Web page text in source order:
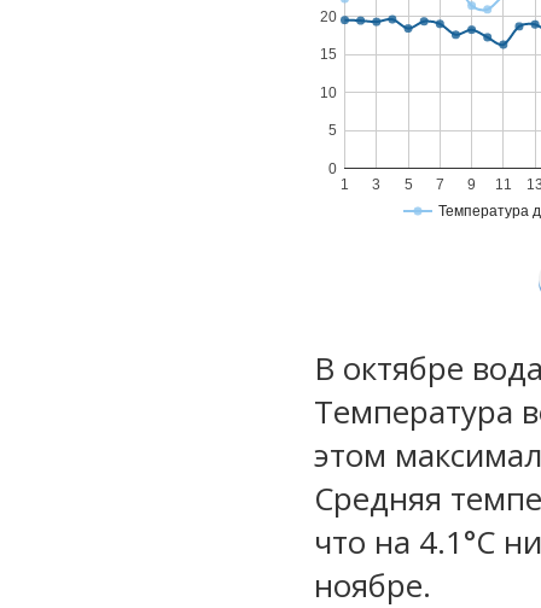
Температура
1 3 5 7 9 11
0
5
10
15
20
В октябре
Температура
этом
Средняя
что на 4.1°C
ноябре.